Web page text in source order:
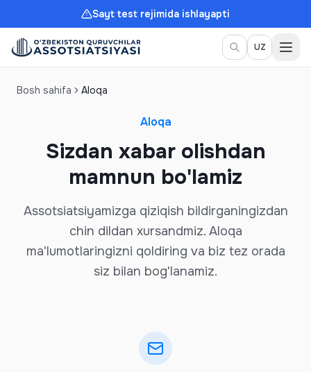
Sayt test rejimida ishlayapti
UZ
Bosh sahifa Aloqa
Aloqa
Sizdan xabar olishdan
mamnun bo'lamiz
Assotsiatsiyamizga qiziqish bildirganingizdan
chin dildan xursandmiz. Aloqa
ma'lumotlaringizni qoldiring va biz tez orada
siz bilan bog'lanamiz.